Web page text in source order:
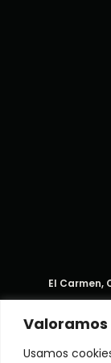
Usamos
El Carmen,